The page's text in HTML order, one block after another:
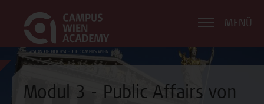
MENÜ
Modul 3 - Public Affairs von